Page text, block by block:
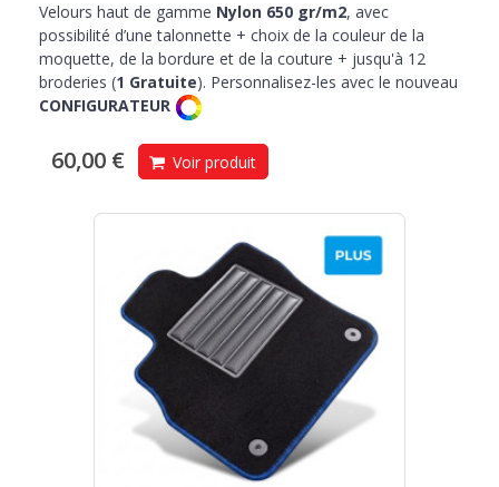
Velours haut de gamme Nylon 650 gr/m2, avec
possibilité d’une talonnette + choix de la couleur de la
moquette, de la bordure et de la couture + jusqu'à 12
broderies (1 Gratuite). Personnalisez-les avec le nouveau
CONFIGURATEUR
60,00 € Voir produit